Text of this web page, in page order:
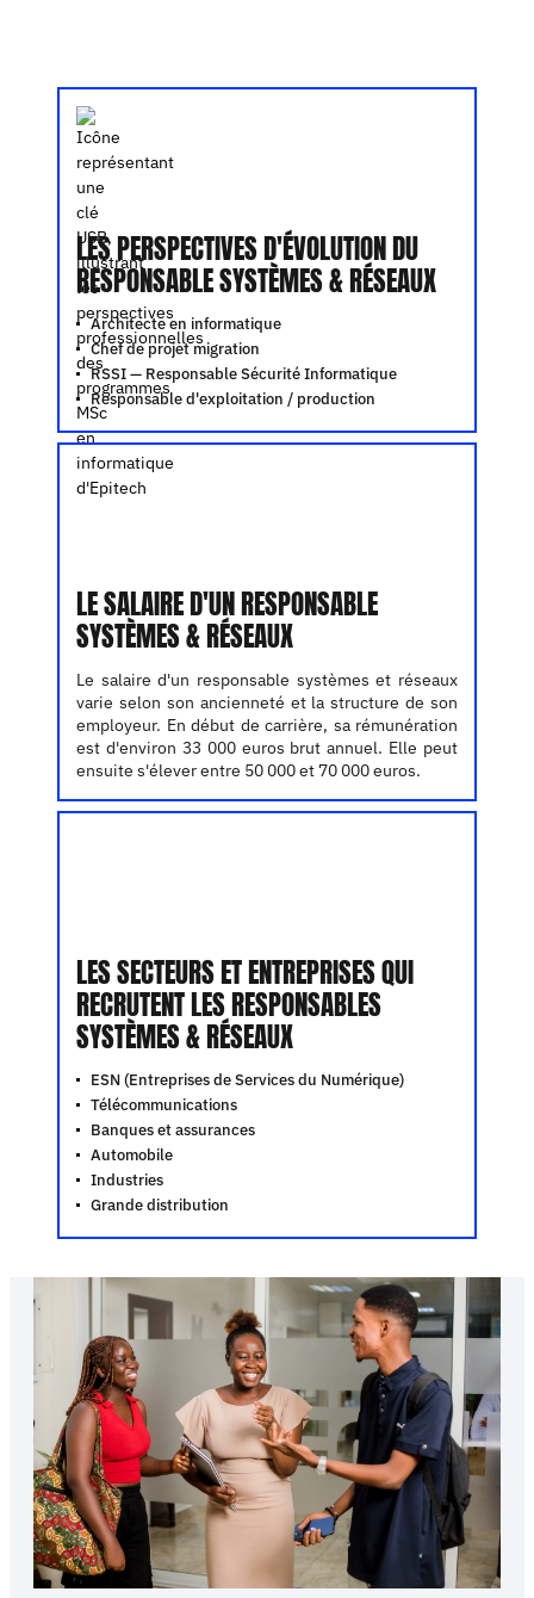
LES PERSPECTIVES D'ÉVOLUTION DU
RESPONSABLE SYSTÈMES & RÉSEAUX
Architecte en informatique
Chef de projet migration
RSSI — Responsable Sécurité Informatique
Responsable d'exploitation / production
LE SALAIRE D'UN RESPONSABLE
SYSTÈMES & RÉSEAUX
Le salaire d'un responsable systèmes et réseaux
varie selon son ancienneté et la structure de son
employeur. En début de carrière, sa rémunération
est d'environ 33 000 euros brut annuel. Elle peut
ensuite s'élever entre 50 000 et 70 000 euros.
LES SECTEURS ET ENTREPRISES QUI
RECRUTENT LES RESPONSABLES
SYSTÈMES & RÉSEAUX
ESN (Entreprises de Services du Numérique)
Télécommunications
Banques et assurances
Automobile
Industries
Grande distribution